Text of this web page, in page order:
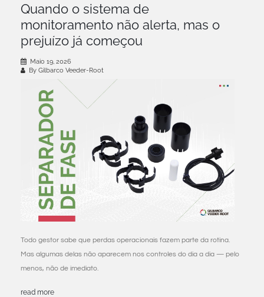
Quando o sistema de
monitoramento não alerta, mas o
prejuízo já começou
Maio 19, 2026
By Gilbarco Veeder-Root
Todo gestor sabe que perdas operacionais fazem parte da rotina.
Mas algumas delas não aparecem nos controles do dia a dia — pelo
menos, não de imediato.
read more